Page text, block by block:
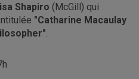
Shapiro (McGill) qui
"Catharine Macaulay